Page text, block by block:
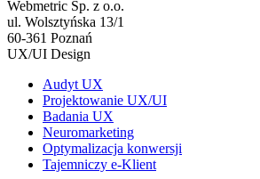
Webmetric Sp. z o.o.
ul. Wolsztyńska 13/1
60-361 Poznań
UX/UI Design
Audyt UX
Projektowanie UX/UI
Badania UX
Neuromarketing
Optymalizacja konwersji
Tajemniczy e-Klient